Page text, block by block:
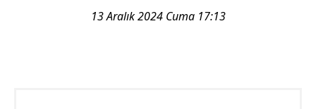
13 Aralık 2024 Cuma 17:13